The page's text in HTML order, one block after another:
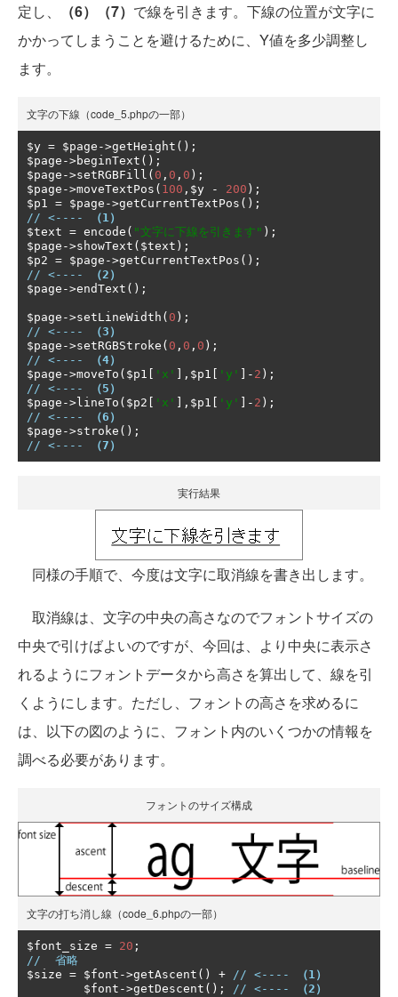
定し、 （6）（7） で線を引きます。下線の位置が文字に
かかってしまうことを避けるために、Y値を多少調整し
ます。
文字の下線（code_5.phpの一部）
$y = $page ->getHeight ();
$page ->beginText ();
$page ->setRGBFill ( 0 , 0 , 0 );
$page ->moveTextPos ( 100 , $y - 200 );
$p1 = $page ->getCurrentTextPos ();
// <----
（1）
$text = encode ( "文字に下線を引きます" );
$page ->showText ( $text );
$p2 = $page ->getCurrentTextPos ();
// <----
（2）
$page ->endText ();
$page ->setLineWidth ( 0 );
// <----
（3）
$page ->setRGBStroke ( 0 , 0 , 0 );
// <----
（4）
$page ->moveTo ( $p1 'x' ], $p1 'y' ]- 2 );
// <----
（5）
$page -> lineTo ( $p2 'x' ], $p1 'y' ]- 2 );
// <----
（6）
$page ->stroke ();
// <----
（7）
実行結果
同様の手順で、今度は文字に取消線を書き出します。
取消線は、文字の中央の高さなのでフォントサイズの
中央で引けばよいのですが、今回は、より中央に表示さ
れるようにフォントデータから高さを算出して、線を引
くようにします。ただし、フォントの高さを求めるに
は、以下の図のように、フォント内のいくつかの情報を
調べる必要があります。
フォントのサイズ構成
文字の打ち消し線（code_6.phpの一部）
$font_size = 20 ;
//  省略
$size = $font ->getAscent () + // <----
（1）
        $font
->getDescent (); // <---- （2）